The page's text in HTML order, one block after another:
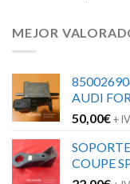
MEJOR
AUDI
50,00€+
COUPE